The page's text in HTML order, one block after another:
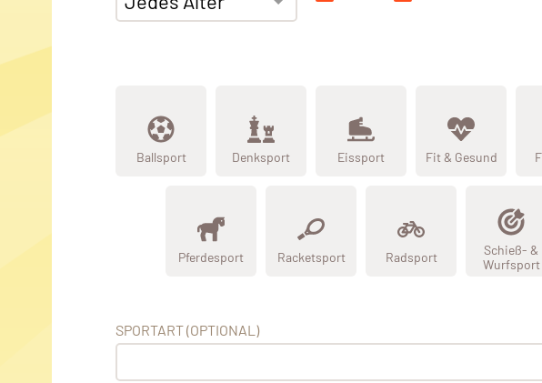
Ballsport Denksport Eissport Fit & Gesund
Pferdesport Racketsport Radsport
Schieß- &
Wurfsport
SPORTART (OPTIONAL)